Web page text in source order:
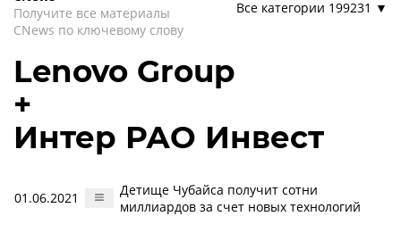
Получите все материалы
CNews по ключевому слову
Все категории 199231 ▼
Lenovo Group
+
Интер РАО Инвест
01.06.2021
Детище Чубайса получит сотни
миллиардов за счет новых технологий